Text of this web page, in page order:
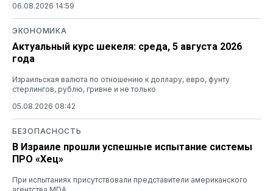
06.08.2026 14:59
ЭКОНОМИКА
Актуальный курс шекеля: среда, 5 августа 2026
года
Израильская валюта по отношению к доллару, евро, фунту
стерлингов, рублю, гривне и не только
05.08.2026 08:42
БЕЗОПАСНОСТЬ
В Израиле прошли успешные испытание системы
ПРО «Хец»
При испытаниях присутствовали представители американского